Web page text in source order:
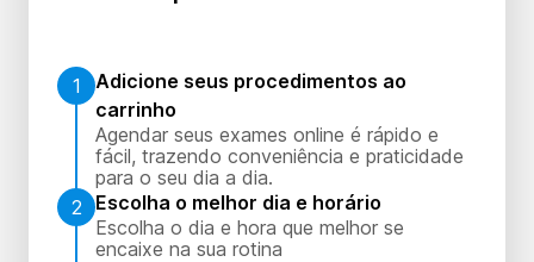
1
Adicione seus procedimentos ao
carrinho
Agendar seus exames online é rápido e
fácil, trazendo conveniência e praticidade
para o seu dia a dia.
2
Escolha o melhor dia e horário
Escolha o dia e hora que melhor se
encaixe na sua rotina